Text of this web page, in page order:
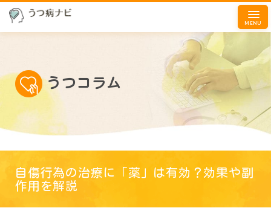
MENU
うつコラム
自傷行為の治療に「薬」は有効？効果や副
作用を解説